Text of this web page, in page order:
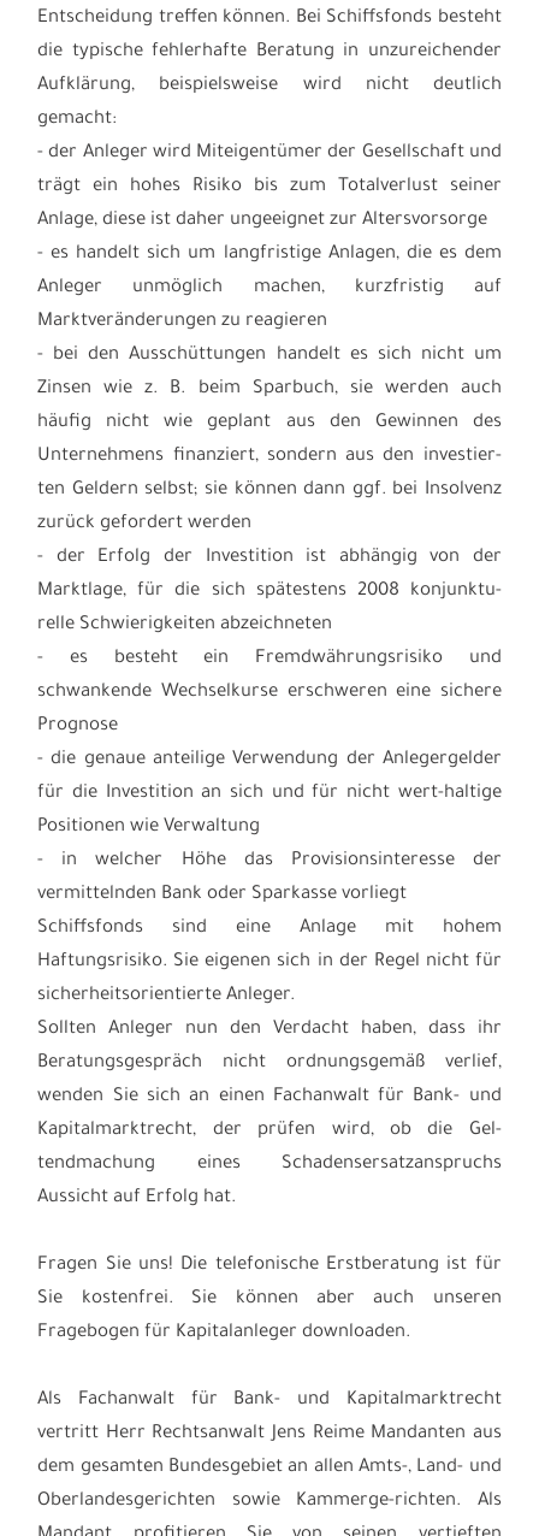
Entscheidung treffen können. Bei Schiffsfonds besteht
die typische fehlerhafte Beratung in unzureichender
Aufklärung, beispielsweise wird nicht deutlich
gemacht:
- der Anleger wird Miteigentümer der Gesellschaft und
trägt ein hohes Risiko bis zum Totalverlust seiner
Anlage, diese ist daher ungeeignet zur Altersvorsorge
- es handelt sich um langfristige Anlagen, die es dem
Anleger unmöglich machen, kurzfristig auf
Marktveränderungen zu reagieren
- bei den Ausschüttungen handelt es sich nicht um
Zinsen wie z. B. beim Sparbuch, sie werden auch
häufig nicht wie geplant aus den Gewinnen des
Unternehmens finanziert, sondern aus den investier-
ten Geldern selbst; sie können dann ggf. bei Insolvenz
zurück gefordert werden
- der Erfolg der Investition ist abhängig von der
Marktlage, für die sich spätestens 2008 konjunktu-
relle Schwierigkeiten abzeichneten
- es besteht ein Fremdwährungsrisiko und
schwankende Wechselkurse erschweren eine sichere
Prognose
- die genaue anteilige Verwendung der Anlegergelder
für die Investition an sich und für nicht wert-haltige
Positionen wie Verwaltung
- in welcher Höhe das Provisionsinteresse der
vermittelnden Bank oder Sparkasse vorliegt
Schiffsfonds sind eine Anlage mit hohem
Haftungsrisiko. Sie eigenen sich in der Regel nicht für
sicherheitsorientierte Anleger.
Sollten Anleger nun den Verdacht haben, dass ihr
Beratungsgespräch nicht ordnungsgemäß verlief,
wenden Sie sich an einen Fachanwalt für Bank- und
Kapitalmarktrecht, der prüfen wird, ob die Gel-
tendmachung eines Schadensersatzanspruchs
Aussicht auf Erfolg hat.
Fragen Sie uns! Die telefonische Erstberatung ist für
Sie kostenfrei. Sie können aber auch unseren
Fragebogen für Kapitalanleger downloaden.
Als Fachanwalt für Bank- und Kapitalmarktrecht
vertritt Herr Rechtsanwalt Jens Reime Mandanten aus
dem gesamten Bundesgebiet an allen Amts-, Land- und
Oberlandesgerichten sowie Kammerge-richten. Als